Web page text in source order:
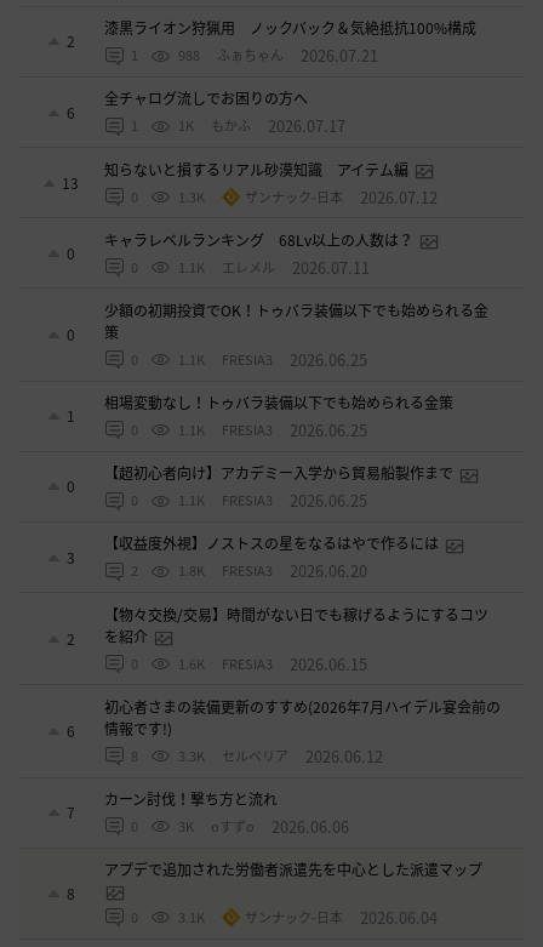
2
漆黒ライオン狩猟用 ノックバック＆気絶抵抗100%構成
1 988 ふぁちゃん 2026.07.21
6
全チャログ流しでお困りの方へ
1 1K もかふ 2026.07.17
13
知らないと損するリアル砂漠知識 アイテム編
0 1.3K ザンナック-日本 2026.07.12
0
キャラレベルランキング 68Lv以上の人数は？
0 1.1K エレメル 2026.07.11
0
少額の初期投資でOK！トゥバラ装備以下でも始められる金
策
0 1.1K FRESIA3 2026.06.25
1
相場変動なし！トゥバラ装備以下でも始められる金策
0 1.1K FRESIA3 2026.06.25
0
【超初心者向け】アカデミー入学から貿易船製作まで
0 1.1K FRESIA3 2026.06.25
3
【収益度外視】ノストスの星をなるはやで作るには
2 1.8K FRESIA3 2026.06.20
2
【物々交換/交易】時間がない日でも稼げるようにするコツ
を紹介
0 1.6K FRESIA3 2026.06.15
6
初心者さまの装備更新のすすめ(2026年7月ハイデル宴会前の
情報です!)
8 3.3K セルベリア 2026.06.12
7
カーン討伐！撃ち方と流れ
0 3K oすずo 2026.06.06
8
アプデで追加された労働者派遣先を中心とした派遣マップ
0 3.1K ザンナック-日本 2026.06.04